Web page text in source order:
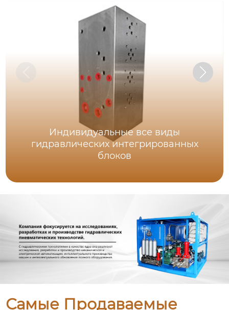
Индивидуальные все виды
гидравлических интегрированных
блоков
Самые Продаваемые